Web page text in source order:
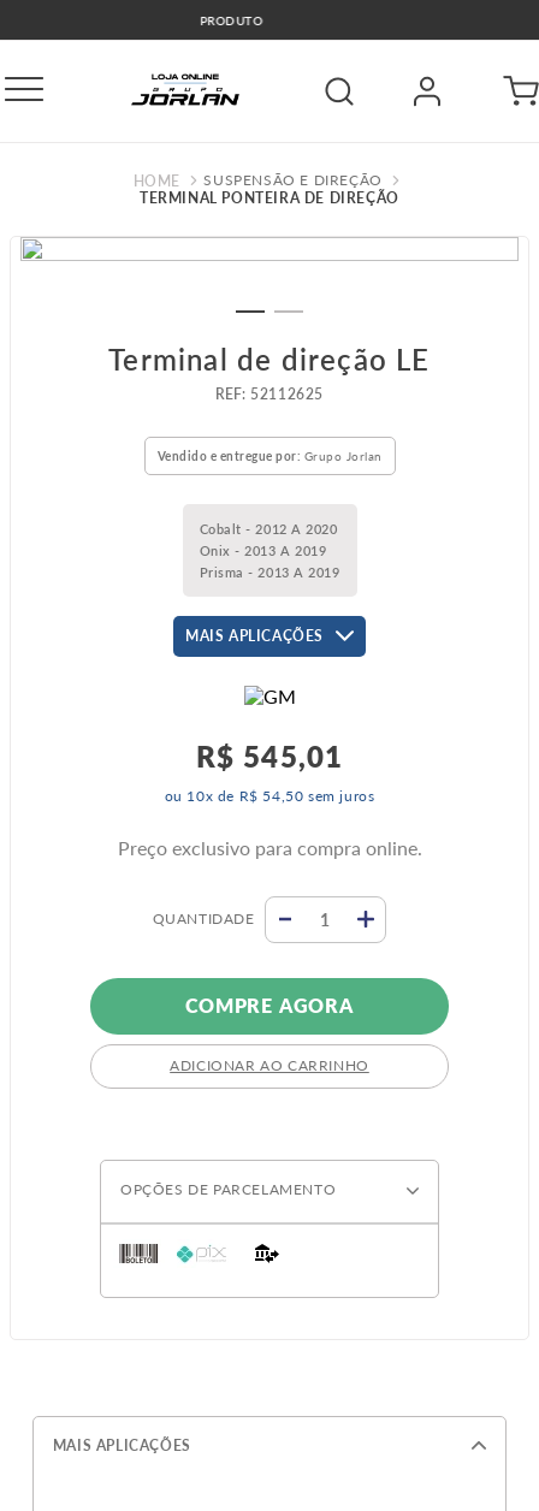
🚛COMPRE E RETIRE GRÁTIS GO
SUSPENSÃO E DIREÇÃO
TERMINAL PONTEIRA DE DIREÇÃO
Terminal de direção LE
: 52112625
Vendido e entregue por: Grupo Jorlan
Cobalt - 2012 A 2020
Onix - 2013 A 2019
Prisma - 2013 A 2019
MAIS APLICAÇÕES
R$ 545,01
ou 10x de R$ 54 50 sem juros
Preço exclusivo para compra online.
QUANTIDADE
COMPRE AGORA
ADICIONAR AO CARRINHO
OPÇÕES DE PARCELAMENTO
MAIS APLICAÇÕES